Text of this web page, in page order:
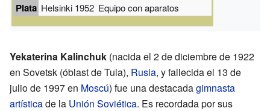
Plata Helsinki 1952 Equipo con aparatos
Yekaterina Kalinchuk (nacida el 2 de diciembre de 1922
en Sovetsk (óblast de Tula), Rusia, y fallecida el 13 de
julio de 1997 en Moscú) fue una destacadagimnasta
artísticade la Unión Soviética. Es recordada por sus